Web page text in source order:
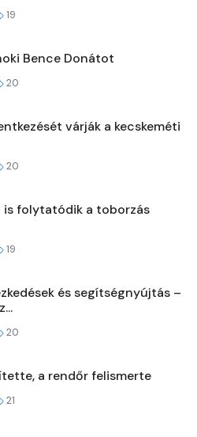
19
Bence Donátot
20
várják a kecskeméti
20
is folytatódik a toborzás
19
és segítségnyújtás –
20
a rendőr felismerte
21